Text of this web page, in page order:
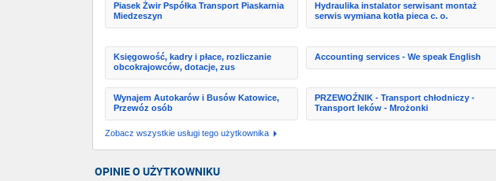
Piasek Żwir Pspółka Transport Piaskarnia
Miedzeszyn
Hydraulika instalator serwisant montaż
serwis wymiana kotła pieca c. o.
Księgowość, kadry i płace, rozliczanie
obcokrajowców, dotacje, zus
Accounting services - We speak English
Wynajem Autokarów i Busów Katowice,
Przewóz osób
PRZEWOŹNIK - Transport chłodniczy -
Transport leków - Mrożonki
Zobacz wszystkie usługi tego użytkownika
OPINIE O UŻYTKOWNIKU